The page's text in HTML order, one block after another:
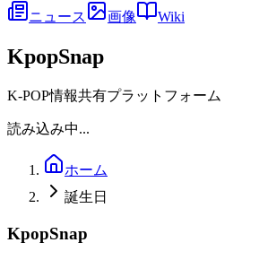
ニュース 画像 Wiki
KpopSnap
K-POP情報共有プラットフォーム
読み込み中...
ホーム
誕生日
KpopSnap